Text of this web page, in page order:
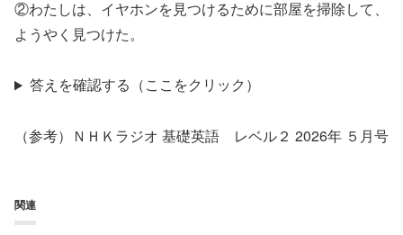
②わたしは、イヤホンを見つけるために部屋を掃除して、
ようやく見つけた。
答えを確認する（ここをクリック）
（参考）ＮＨＫラジオ 基礎英語 レベル２ 2026年 ５月号
関連